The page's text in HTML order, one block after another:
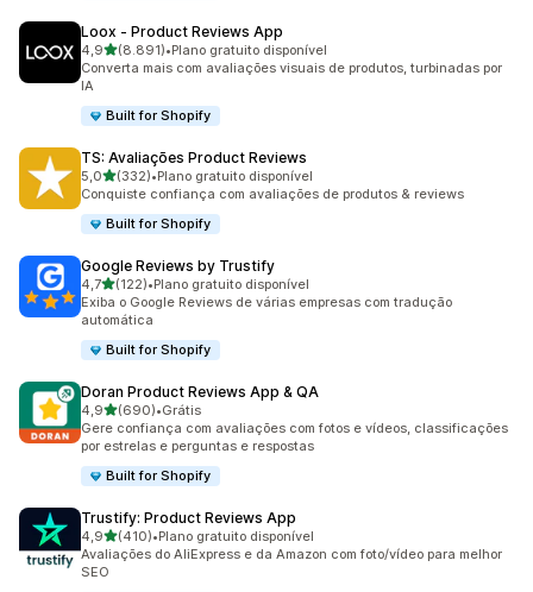
Loox ‑ Product Reviews App
4,9de 5 estrelas
(8.891)
8891 avaliações ao todo
•Plano gratuito disponível
Converta mais com avaliações visuais de produtos, turbinadas por
IA
Built for Shopify
TS: Avaliações Product Reviews
5,0de 5 estrelas
(332)
332 avaliações ao todo
•Plano gratuito disponível
Conquiste confiança com avaliações de produtos & reviews
Built for Shopify
Google Reviews by Trustify
4,7de 5 estrelas
(122)
122 avaliações ao todo
•Plano gratuito disponível
Exiba o Google Reviews de várias empresas com tradução
automática
Built for Shopify
Doran Product Reviews App & QA
4,9de 5 estrelas
(690)
690 avaliações ao todo
•Grátis
Gere confiança com avaliações com fotos e vídeos, classificações
por estrelas e perguntas e respostas
Built for Shopify
Trustify: Product Reviews App
4,9de 5 estrelas
(410)
410 avaliações ao todo
•Plano gratuito disponível
Avaliações do AliExpress e da Amazon com foto/vídeo para melhor
SEO